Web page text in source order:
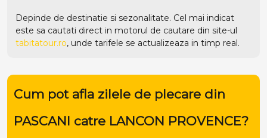
Depinde de destinatie si sezonalitate. Cel mai indicat
este sa cautati direct in motorul de cautare din site-ul
tabitatour.ro, unde tarifele se actualizeaza in timp real.
Cum pot afla zilele de plecare din
PASCANI catre LANCON PROVENCE?